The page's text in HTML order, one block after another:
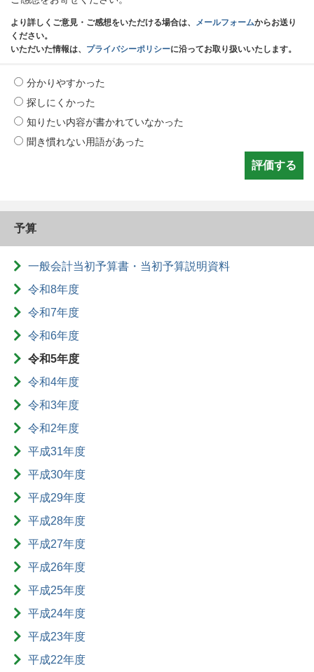
より詳しくご意見・ご感想をいただける場合は、 メールフォームからお送り
ください。
いただいた情報は、 プライバシーポリシーに沿ってお取り扱いいたします。
分かりやすかった
探しにくかった
知りたい内容が書かれていなかった
聞き慣れない用語があった
予算
一般会計当初予算書・当初予算説明資料
令和8年度
令和7年度
令和6年度
令和5年度
令和4年度
令和3年度
令和2年度
平成31年度
平成30年度
平成29年度
平成28年度
平成27年度
平成26年度
平成25年度
平成24年度
平成23年度
平成22年度